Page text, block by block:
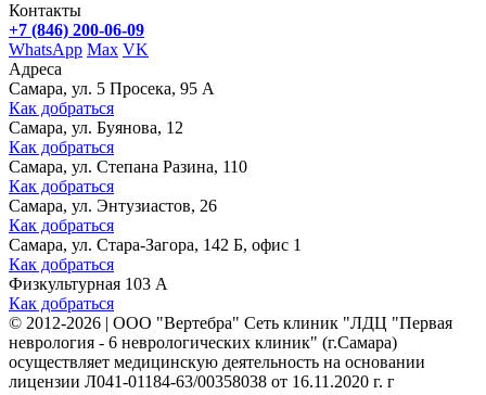
Контакты
+7 (846) 200-06-09
WhatsApp Max VK
Адреса
Самара, ул. 5 Просека, 95 А
Как добраться
Самара, ул. Буянова, 12
Как добраться
Самара, ул. Степана Разина, 110
Как добраться
Самара, ул. Энтузиастов, 26
Как добраться
Самара, ул. Стара-Загора, 142 Б, офис 1
Как добраться
Физкультурная 103 А
Как добраться
© 2012-2026 | ООО "Вертебра" Сеть клиник "ЛДЦ "Первая
неврология - 6 неврологических клиник" (г.Самара)
осуществляет медицинскую деятельность на основании
лицензии Л041-01184-63/00358038 от 16.11.2020 г. г